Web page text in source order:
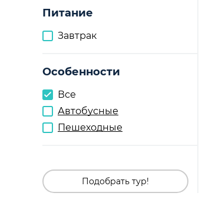
Питание
Завтрак
Особенности
Все
Автобусные
Пешеходные
Подобрать тур!